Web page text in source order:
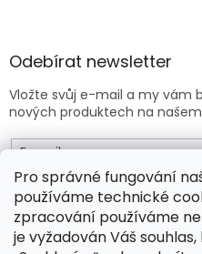
Pro správné fungování
používáme technické
zpracování používáme
je vyžadován Váš
Odebírat newsletter
Vložte svůj e-mail a my vám
nových produktech na
E-mail
Vložením e-mailu